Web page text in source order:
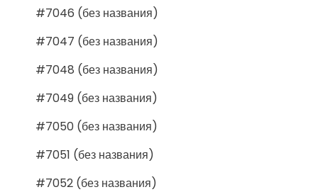
#7046 (без названия)
#7047 (без названия)
#7048 (без названия)
#7049 (без названия)
#7050 (без названия)
#7051 (без названия)
#7052 (без названия)